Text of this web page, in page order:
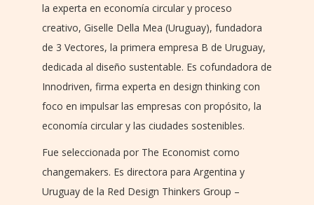
la experta en economía circular y proceso
creativo, Giselle Della Mea (Uruguay), fundadora
de 3 Vectores, la primera empresa B de Uruguay,
dedicada al diseño sustentable. Es cofundadora de
Innodriven, firma experta en design thinking con
foco en impulsar las empresas con propósito, la
economía circular y las ciudades sostenibles.
Fue seleccionada por The Economist como
changemakers. Es directora para Argentina y
Uruguay de la Red Design Thinkers Group –